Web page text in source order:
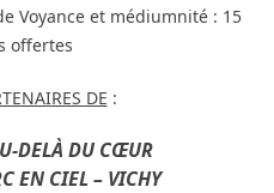
Voyance et médiumnité : 15
offertes
DE :
DELÀ DU CŒUR
EN CIEL – VICHY